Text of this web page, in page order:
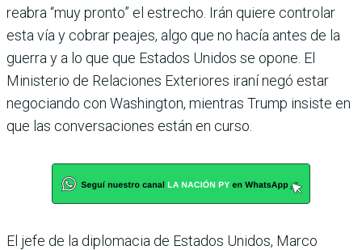
reabra “muy pronto” el estrecho. Irán quiere controlar
esta vía y cobrar peajes, algo que no hacía antes de la
guerra y a lo que que Estados Unidos se opone. El
Ministerio de Relaciones Exteriores iraní negó estar
negociando con Washington, mientras Trump insiste en
que las conversaciones están en curso.
El jefe de la diplomacia de Estados Unidos, Marco